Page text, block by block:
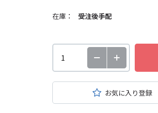
在庫： 受注後手配
お気に入り登録